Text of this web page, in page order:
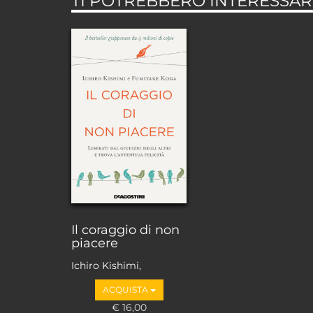
Il coraggio di non
piacere
Ichiro Kishimi,
Fumitake Koga
ACQUISTA
€ 16,00